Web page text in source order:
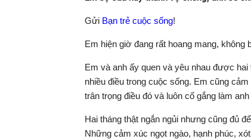
Gửi Bạn trẻ cuộc sống!
Em hiện giờ đang rất hoang mang, không
Em và anh ấy quen và yêu nhau được
nhiều điều trong cuộc sống. Em cũng
trân trọng điều đó và luôn cố gắng làm anh
Hai tháng thật ngắn ngủi nhưng cũng đủ
Những cảm xúc ngọt ngào, hạnh phúc,